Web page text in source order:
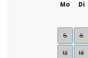
Mo
Di
5 6
12 13